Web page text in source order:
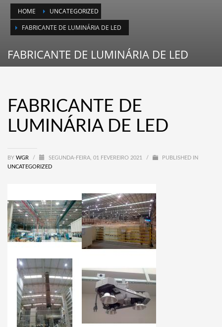
HOME
UNCATEGORIZED
FABRICANTE DE LUMINÁRIA DE LED
FABRICANTE DE LUMINÁRIA DE LED
FABRICANTE DE
LUMINÁRIA DE LED
BY WGR / SEGUNDA-FEIRA, 01 FEVEREIRO 2021 /
PUBLISHED IN
UNCATEGORIZED